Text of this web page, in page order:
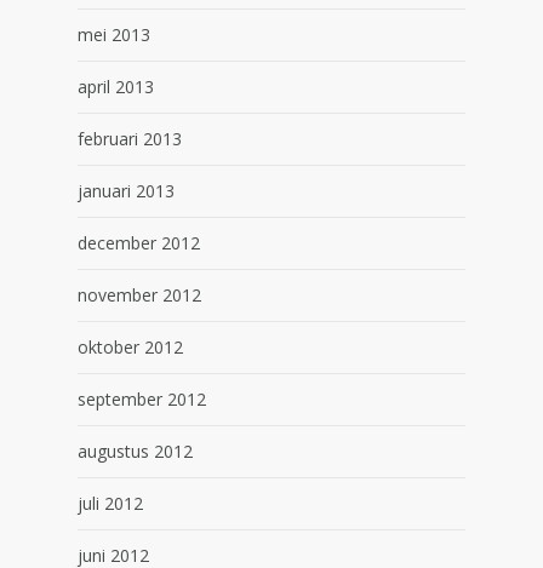
mei 2013
april 2013
februari 2013
januari 2013
december 2012
november 2012
oktober 2012
september 2012
augustus 2012
juli 2012
juni 2012